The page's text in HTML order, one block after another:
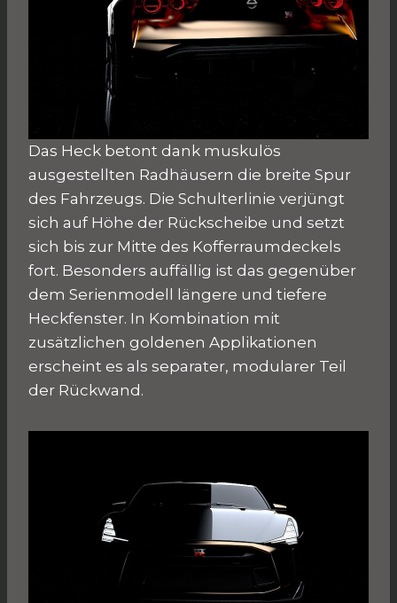
Das Heck betont dank muskulös
ausgestellten Radhäusern die breite Spur
des Fahrzeugs. Die Schulterlinie verjüngt
sich auf Höhe der Rückscheibe und setzt
sich bis zur Mitte des Kofferraumdeckels
fort. Besonders auffällig ist das gegenüber
dem Serienmodell längere und tiefere
Heckfenster. In Kombination mit
zusätzlichen goldenen Applikationen
erscheint es als separater, modularer Teil
der Rückwand.